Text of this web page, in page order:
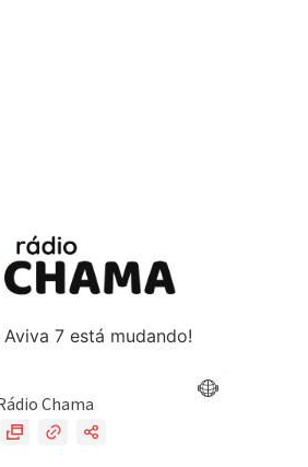
7 está mudando!